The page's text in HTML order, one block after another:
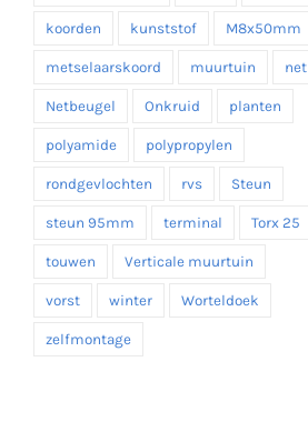
koorden kunststof M8x50mm
metselaarskoord muurtuin net
Netbeugel Onkruid planten
polyamide polypropylen
rondgevlochten rvs Steun
steun 95mm terminal Torx 25
touwen Verticale muurtuin
vorst winter Worteldoek
zelfmontage